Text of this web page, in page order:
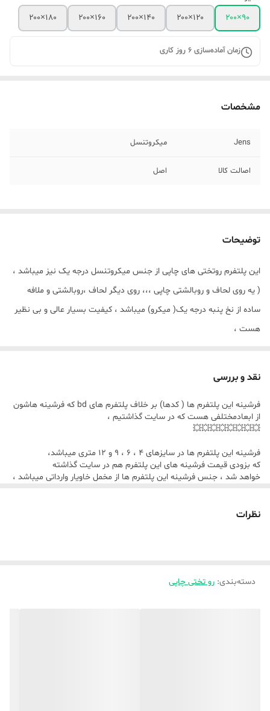
۹۰×۲۰۰
۱۲۰×۲۰۰ ۱۴۰×۲۰۰ ۱۶۰×۲۰۰ ۱۸۰×۲۰۰
زمان آماده‌سازی 6 روز کاری
مشخصات
Jens میکروتنسل
اصالت کالا اصل
توضیحات
این پلتفرم روتختی های چاپی از جنس میکروتنسل درجه یک نیز میباشد ،
( یه روی لحاف و روبالشتی چاپی ،،، روی دیگر لحاف ،روبالشتی و ملافه
ساده از نخ پنبه درجه یک( میکرو) میباشد ، کیفیت بسیار عالی و بی نظیر
هست ،
نقد و بررسی
فرشینه این پلتفرم ها ( کدها) بر خلاف پلتفرم های bd که فرشینه هاشون
از ابعادمختلفی هست که در سایت گذاشتیم ،
💥💥💥💥💥💥💥💥
فرشینه این پلتفرم ها در سایزهای ۴ ، ۶ ، ۹ و ۱۲ متری میباشد،
که بزودی قیمت فرشینه های این پلتفرم هم در سایت گذاشته
خواهد شد ، جنس فرشینه این پلتفرم ها از مخمل خاویار وارداتی میباشد ،
نظرات
دسته‌بندی: رو تختی چاپی